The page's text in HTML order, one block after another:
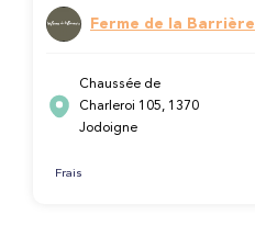
Ferme de la Barrière
Chaussée de
Charleroi 105, 1370
Jodoigne
Frais